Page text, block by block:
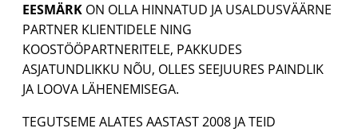
EESMÄRK ON OLLA HINNATUD JA USALDUSVÄÄRNE
PARTNER KLIENTIDELE NING
KOOSTÖÖPARTNERITELE, PAKKUDES
ASJATUNDLIKKU NÕU, OLLES SEEJUURES PAINDLIK
JA LOOVA LÄHENEMISEGA.
TEGUTSEME ALATES AASTAST 2008 JA TEID